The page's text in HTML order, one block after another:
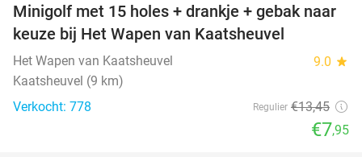
41%
Minigolf met 15 holes + drankje + gebak naar
keuze bij Het Wapen van Kaatsheuvel
Het Wapen van Kaatsheuvel 9.0 star
Kaatsheuvel (9 km)
Verkocht: 778
Regulier €13,45
€7,95